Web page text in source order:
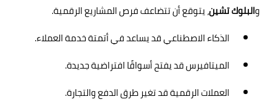
والبلوك تشين، يتوقع أن تتضاعف فرص المشاريع الرقمية.
الذكاء الاصطناعي قد يساعد في أتمتة خدمة العملاء.
الميتافيرس قد يفتح أسواقًا افتراضية جديدة.
العملات الرقمية قد تغير طرق الدفع والتجارة.